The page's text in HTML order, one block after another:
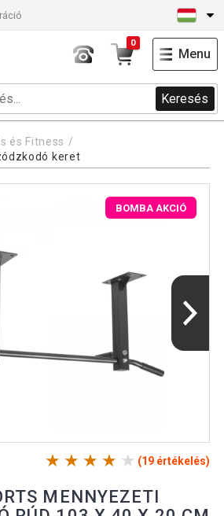
Keresés
0
Menu
és Fitness
keret
BOMBA AKCIÓ
(19 értékelés)
MENNYEZETI